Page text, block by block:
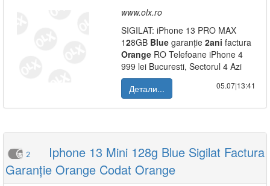
www.olx.ro
SIGILAT: iPhone 13 PRO MAX
128GB Blue garanție 2ani factura
Orange RO Telefoane iPhone 4
999 lei Bucuresti, Sectorul 4 Azi
Детали...
05.07|13:41
2
Iphone 13 Mini 128g Blue Sigilat Factura
Garanție Orange Codat Orange